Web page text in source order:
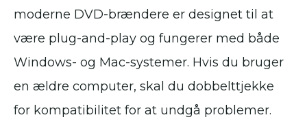
moderne DVD-brændere er designet til at
være plug-and-play og fungerer med både
Windows- og Mac-systemer. Hvis du bruger
en ældre computer, skal du dobbelttjekke
for kompatibilitet for at undgå problemer.